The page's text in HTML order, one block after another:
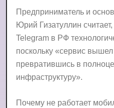
Предприниматель и
Юрий Гизатуллин
Telegram в РФ
поскольку «сервис
превратившись в
инфраструктуру».
Почему не работает